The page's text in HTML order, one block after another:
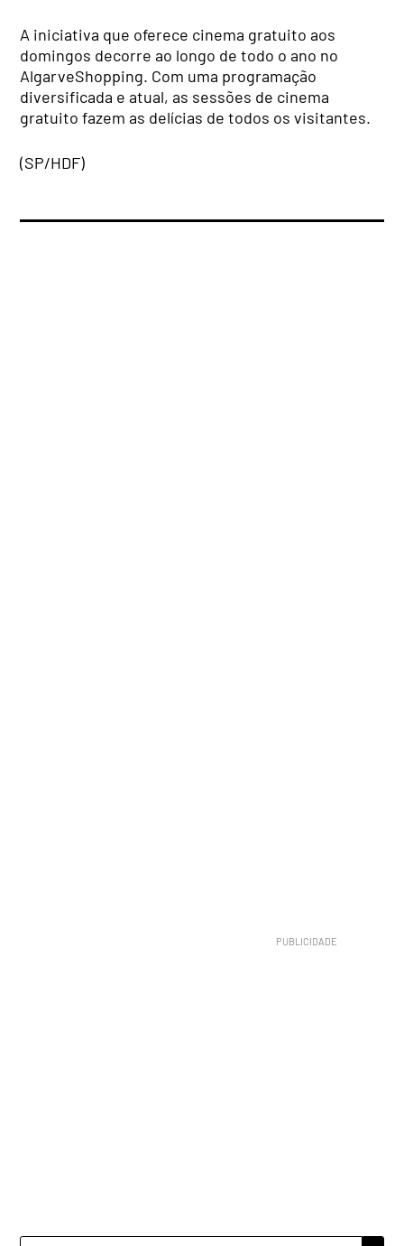
A iniciativa que oferece cinema gratuito aos
domingos decorre ao longo de todo o ano no
AlgarveShopping. Com uma programação
diversificada e atual, as sessões de cinema
gratuito fazem as delícias de todos os visitantes.
(SP/HDF)